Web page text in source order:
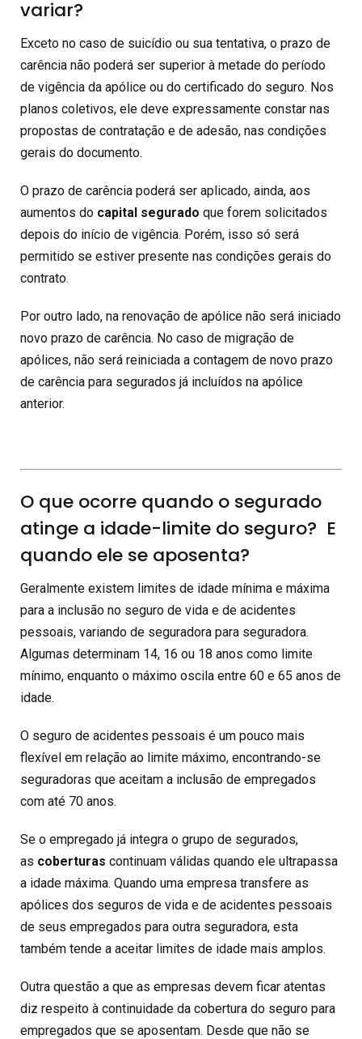
variar?
Exceto no caso de suicídio ou sua tentativa, o prazo de
carência não poderá ser superior à metade do período
de vigência da apólice ou do certificado do seguro. Nos
planos coletivos, ele deve expressamente constar nas
propostas de contratação e de adesão, nas condições
gerais do documento.
O prazo de carência poderá ser aplicado, ainda, aos
aumentos do capital segurado que forem solicitados
depois do início de vigência. Porém, isso só será
permitido se estiver presente nas condições gerais do
contrato.
Por outro lado, na renovação de apólice não será iniciado
novo prazo de carência. No caso de migração de
apólices, não será reiniciada a contagem de novo prazo
de carência para segurados já incluídos na apólice
anterior.
O que ocorre quando o segurado
atinge a idade-limite do seguro? E
quando ele se aposenta?
Geralmente existem limites de idade mínima e máxima
para a inclusão no seguro de vida e de acidentes
pessoais, variando de seguradora para seguradora.
Algumas determinam 14, 16 ou 18 anos como limite
mínimo, enquanto o máximo oscila entre 60 e 65 anos de
idade.
O seguro de acidentes pessoais é um pouco mais
flexível em relação ao limite máximo, encontrando-se
seguradoras que aceitam a inclusão de empregados
com até 70 anos.
Se o empregado já integra o grupo de segurados,
as coberturas continuam válidas quando ele ultrapassa
a idade máxima. Quando uma empresa transfere as
apólices dos seguros de vida e de acidentes pessoais
de seus empregados para outra seguradora, esta
também tende a aceitar limites de idade mais amplos.
Outra questão a que as empresas devem ficar atentas
diz respeito à continuidade da cobertura do seguro para
empregados que se aposentam. Desde que não se